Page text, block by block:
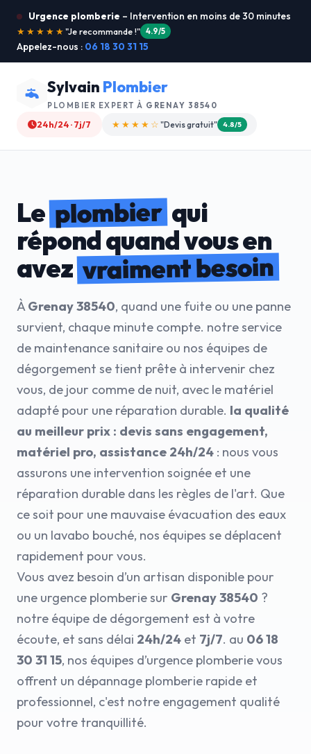
Urgence plomberie – Intervention en moins de 30 minutes
★★★★★"Service ultra rapide !" 5.0/5
Appelez-nous : 06 18 30 31 15
Sylvain Plombier
PLOMBIER EXPERT À GRENAY 38540
24h/24 · 7j/7 ★★★★☆ "Devis gratuit" 4.8/5
Leplombierqui
répond quand vous en
avezvraiment besoin
ÀGrenay 38540, quand une fuite ou une panne
survient, chaque minute compte. notre service
de maintenance sanitaire ou nos équipes de
dégorgement se tient prête à intervenir chez
vous, de jour comme de nuit, avec le matériel
adapté pour une réparation durable. la qualité
au meilleur prix : devis sans engagement,
matériel pro, assistance 24h/24 : nous vous
assurons une intervention soignée et une
réparation durable dans les règles de l'art. Que
ce soit pour une mauvaise évacuation des eaux
ou un lavabo bouché, nos équipes se déplacent
rapidement pour vous.
Vous avez besoin d’un artisan disponible pour
une urgence plomberie sur Grenay 38540 ?
notre équipe de dégorgement est à votre
écoute, et sans délai 24h/24 et 7j/7. au 06 18
30 31 15, nos équipes d’urgence plomberie vous
offrent un dépannage plomberie rapide et
professionnel, c'est notre engagement qualité
pour votre tranquillité.